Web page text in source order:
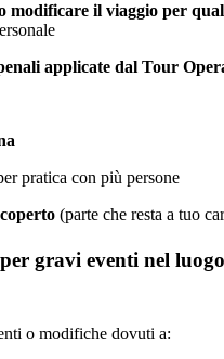
modificare il viaggio per
applicate dal Tour
pratica con più persone
(parte che resta a tuo
gravi eventi nel
o modifiche dovuti a: